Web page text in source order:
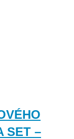
SET –